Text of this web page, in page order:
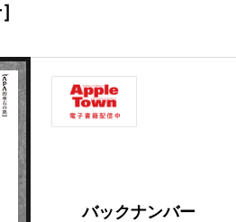
バックナンバー